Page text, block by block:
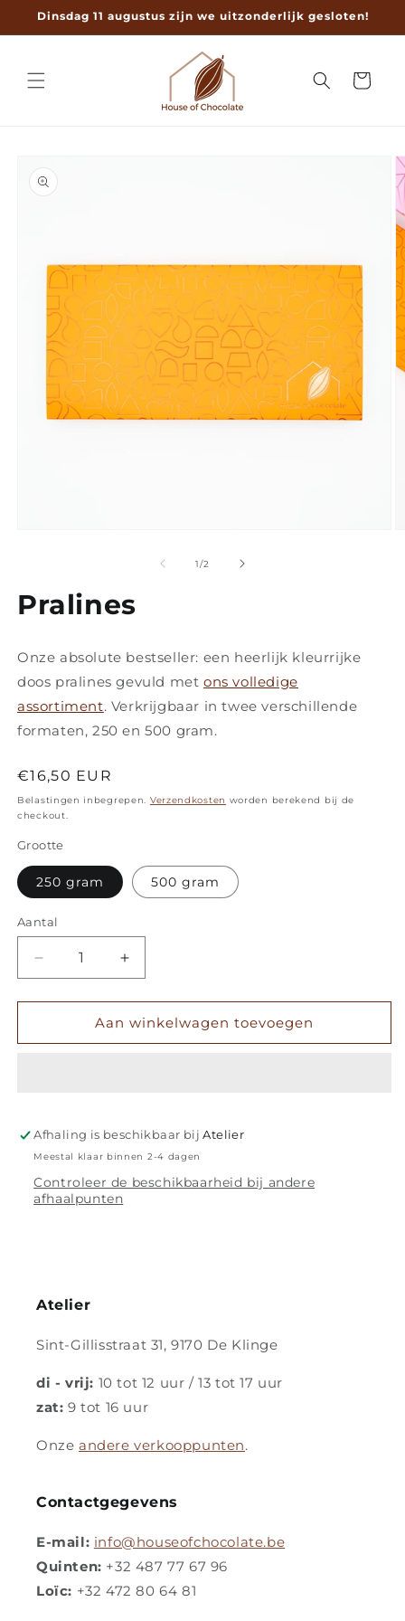
naar de
content
Dinsdag 11 augustus zijn we uitzonderlijk gesloten!
1/van
2
Pralines
Onze absolute bestseller: een heerlijk kleurrijke
doos pralines gevuld metons volledige
assortiment. Verkrijgbaar in twee verschillende
formaten, 250 en 500 gram.
Normale
prijs
€16,50 EUR
Belastingen inbegrepen. Verzendkosten worden berekend bij de
checkout.
Grootte
250 gram 500 gram
Aantal
Aantal
Aantal
verlagen
voor
Pralines
Aantal
verhogen
voor
Pralines
Aan winkelwagen toevoegen
Afhaling is beschikbaar bijAtelier
Meestal klaar binnen 2-4 dagen
Controleer de beschikbaarheid bij andere
afhaalpunten
Atelier
Sint-Gillisstraat 31, 9170 De Klinge
di - vrij: 10 tot 12 uur / 13 tot 17 uur
zat: 9 tot 16 uur
Onze andere verkooppunten.
Contactgegevens
E-mail: info@houseofchocolate.be
Quinten: +32 487 77 67 96
Loïc: +32 472 80 64 81